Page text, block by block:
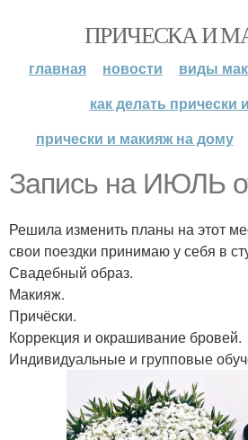
ПРИЧЕСКА И
главная новости
виды
как делать прически
прически и макияж на дому
Запись на ИЮЛЬ
Решила изменить планы на этот
свои поездки принимаю у себя в
Свадебный образ.
Макияж.
Причёски.
Коррекция и окрашивание бровей.
Индивидуальные и групповые